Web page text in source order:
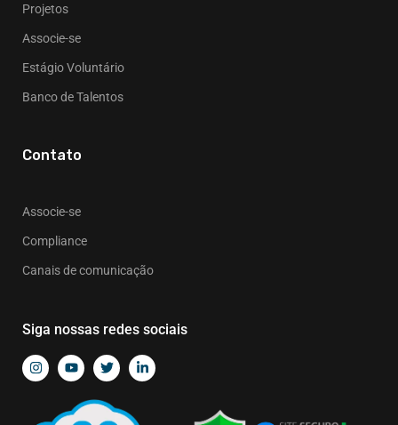
Projetos
Associe-se
Estágio Voluntário
Banco de Talentos
Contato
Associe-se
Compliance
Canais de comunicação
Siga nossas redes sociais